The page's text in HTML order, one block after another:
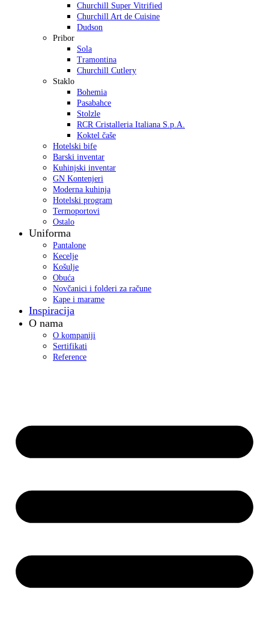
Churchill Super Vitrified
Churchill Art de Cuisine
Dudson
Pribor
Sola
Tramontina
Churchill Cutlery
Staklo
Bohemia
Pasabahce
Stolzle
RCR Cristalleria Italiana S.p.A.
Koktel čaše
Hotelski bife
Barski inventar
Kuhinjski inventar
GN Kontenjeri
Moderna kuhinja
Hotelski program
Termoportovi
Ostalo
Uniforma
Pantalone
Kecelje
Košulje
Obuća
Novčanici i folderi za račune
Kape i marame
Inspiracija
O nama
O kompaniji
Sertifikati
Reference